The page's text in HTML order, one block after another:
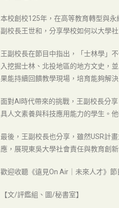
本校創校125年，在高等教育轉型與
副校長王世和，分享學校如何以大學
王副校長在節目中指出，「士林學」
入挖掘士林、北投地區的地方文史，
果能持續回饋教學現場，培育能夠解
面對AI時代帶來的挑戰，王副校長分
具人文素養與科技應用能力的學生。
最後，王副校長也分享，雖然USR計
應，展現東吳大學社會責任與教育創
歡迎收聽《遠見On Air｜未來人才》
【文/評鑑組、圖/秘書室】